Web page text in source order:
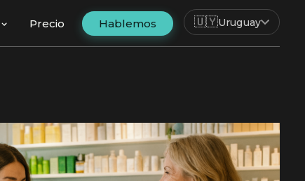
Precio Hablemos 🇺🇾Uruguay